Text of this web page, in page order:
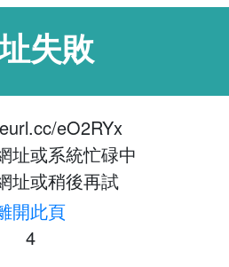
失敗
eO2RYx
址或系統忙碌中
址或稍後再試
開此頁
4